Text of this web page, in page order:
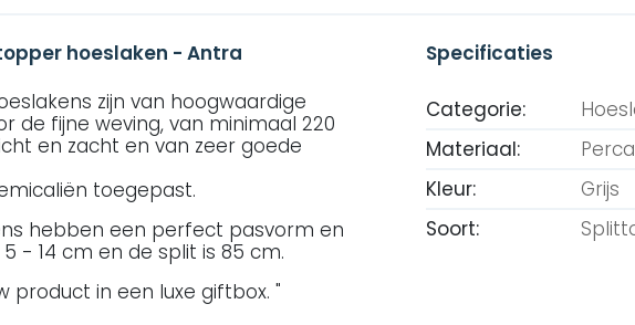
hoeslaken - Antra
zijn van hoogwaardige
de fijne weving, van minimaal 220
en zacht en van zeer goede
toegepast.
hebben een perfect pasvorm en
- 14 cm en de split is 85 cm.
product in een luxe giftbox. "
Specificaties
Categorie:
Materiaal:
Kleur:
Grijs
Soort: